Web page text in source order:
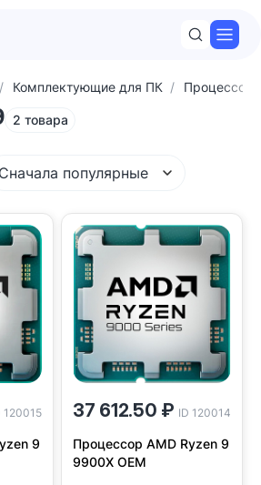
Комплектующие для ПК
2 товара
Сначала популярные
120015
9
37 612.50 ₽ ID 120014
Процессор AMD Ryzen 9
9900X OEM